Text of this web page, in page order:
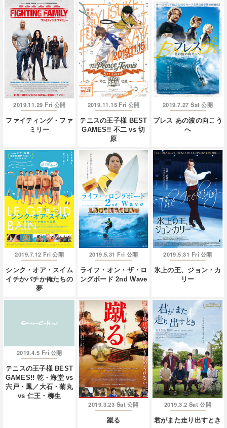
2019.11.29 Fri 公開
ファイティング・ファ
ミリー
2019.11.15 Fri 公開
テニスの王子様 BEST
GAMES!! 不二 vs 切
原
2019.7.27 Sat 公開
ブレス あの波の向こう
へ
2019.7.12 Fri 公開
シンク・オア・スイム
イチかバチか俺たちの
夢
2019.5.31 Fri 公開
ライフ・オン・ザ・ロ
ングボード 2nd Wave
2019.5.31 Fri 公開
氷上の王、ジョン・カ
リー
2019.4.5 Fri 公開
テニスの王子様 BEST
GAMES!! 乾・海堂 vs
宍戸・鳳／大石・菊丸
vs 仁王・柳生
2019.3.23 Sat 公開
蹴る
2019.3.2 Sat 公開
君がまた走り出すとき